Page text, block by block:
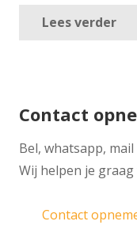
Lees verder
Contact
​Bel, whatsapp,
Wij helpen je graag
Contact